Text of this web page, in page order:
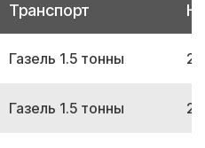
Транспорт
Газель 1.5 тонны
Газель 1.5 тонны